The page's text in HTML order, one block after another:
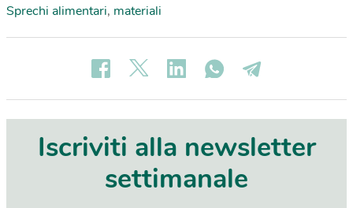
Sprechi alimentari, materiali
Iscriviti alla newsletter
settimanale